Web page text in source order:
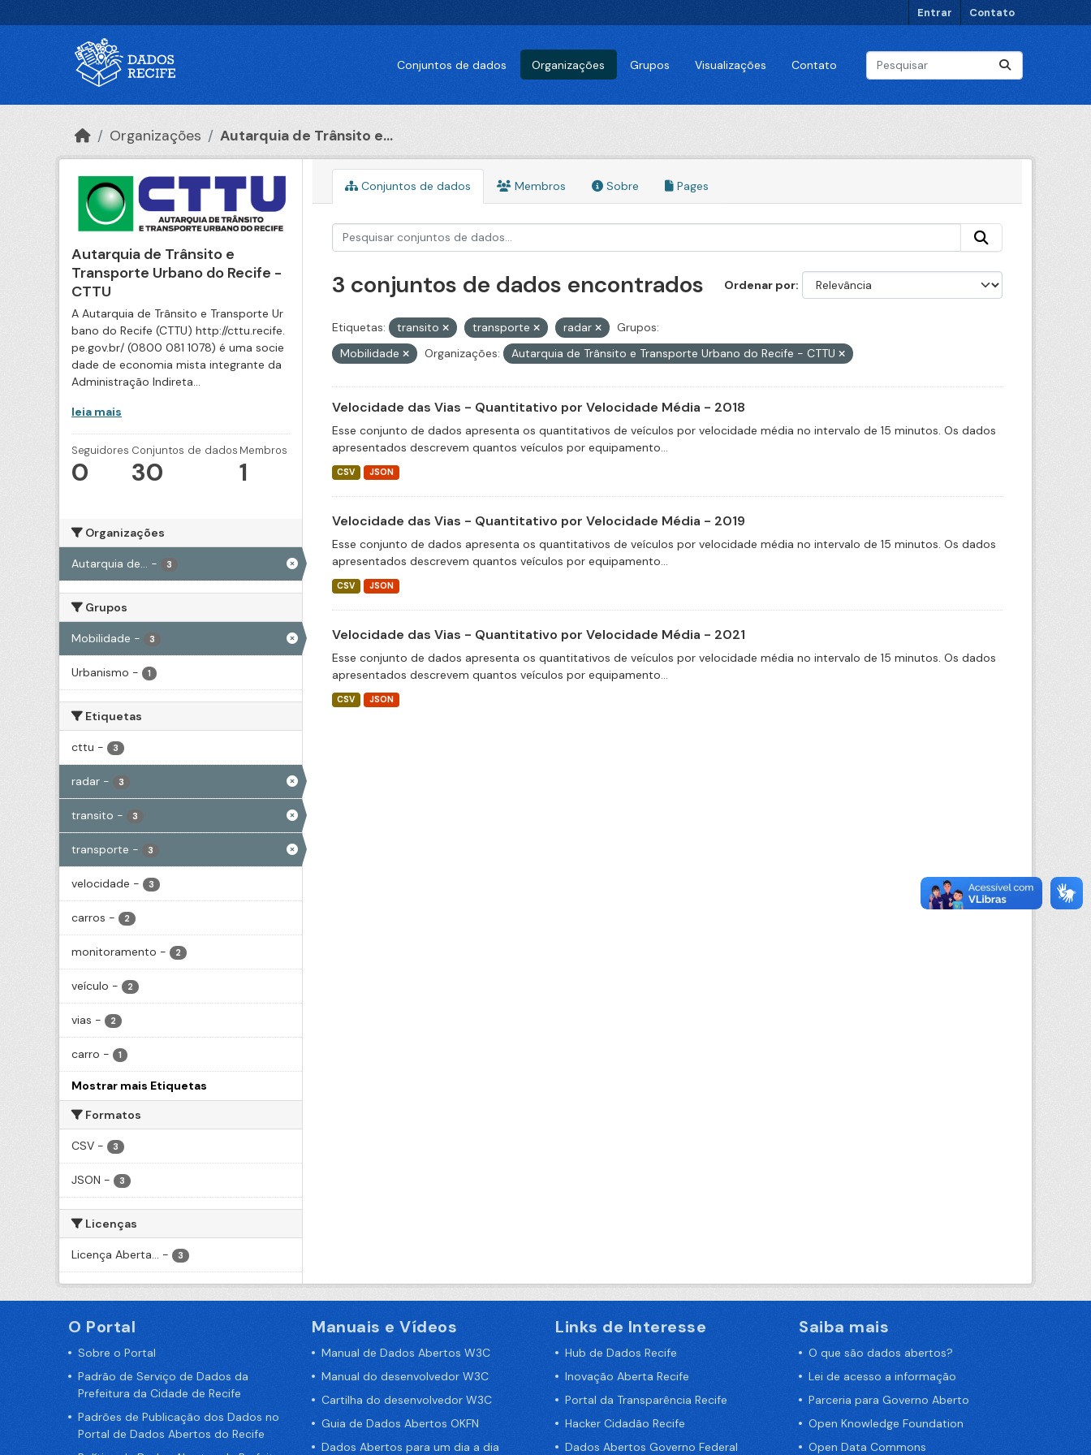
Entrar Contato
Conjuntos de dados Organizações Grupos Visualizações Contato
Organizações Autarquia de Trânsito e...
Autarquia de Trânsito e
Transporte Urbano do Recife -
CTTU
A Autarquia de Trânsito e Transporte Ur
bano do Recife (CTTU) http://cttu.recife.
pe.gov.br/ (0800 081 1078) é uma socie
dade de economia mista integrante da
Administração Indireta...
leia mais
Seguidores
0
Conjuntos de dados
30
Membros
1
Organizações
Autarquia de... - 3
Grupos
Mobilidade - 3
Urbanismo - 1
Etiquetas
cttu - 3
radar - 3
transito - 3
transporte - 3
velocidade - 3
carros - 2
monitoramento - 2
veículo - 2
vias - 2
carro - 1
Mostrar mais Etiquetas
Formatos
CSV - 3
JSON - 3
Licenças
Licença Aberta... - 3
Conjuntos de dados Membros Sobre Pages
Ordenar por
3 conjuntos de dados encontrados
Etiquetas: transito transporte radar
Grupos:
Mobilidade
Organizações: Autarquia de Trânsito e Transporte Urbano do Recife - CTTU
Velocidade das Vias - Quantitativo por Velocidade Média - 2018
Esse conjunto de dados apresenta os quantitativos de veículos por velocidade média no intervalo de 15 minutos. Os dados
apresentados descrevem quantos veículos por equipamento...
CSV JSON
Velocidade das Vias - Quantitativo por Velocidade Média - 2019
Esse conjunto de dados apresenta os quantitativos de veículos por velocidade média no intervalo de 15 minutos. Os dados
apresentados descrevem quantos veículos por equipamento...
CSV JSON
Velocidade das Vias - Quantitativo por Velocidade Média - 2021
Esse conjunto de dados apresenta os quantitativos de veículos por velocidade média no intervalo de 15 minutos. Os dados
apresentados descrevem quantos veículos por equipamento...
CSV JSON
O Portal
Sobre o Portal
Padrão de Serviço de Dados da
Prefeitura da Cidade de Recife
Padrões de Publicação dos Dados no
Portal de Dados Abertos do Recife
Manuais e Vídeos
Manual de Dados Abertos W3C
Manual do desenvolvedor W3C
Cartilha do desenvolvedor W3C
Guia de Dados Abertos OKFN
Dados Abertos para um dia a dia
Links de Interesse
Hub de Dados Recife
Inovação Aberta Recife
Portal da Transparência Recife
Hacker Cidadão Recife
Dados Abertos Governo Federal
Saiba mais
O que são dados abertos?
Lei de acesso a informação
Parceria para Governo Aberto
Open Knowledge Foundation
Open Data Commons